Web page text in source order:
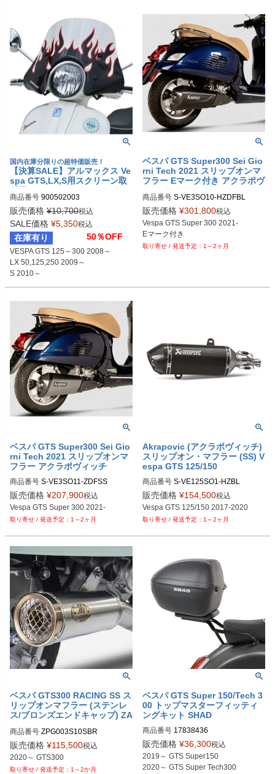
国内在庫分限りの超特価販売！
【決算SALE】アルマックス Ve
spa GTS,LX,S用スクリーン取
商品番号 900502003
販売価格 ¥10,700税込
SALE価格 ¥5,350税込
在庫有り 50％OFF
VESPA GTS 125～300 2008～
LX 50,125,250 2009～
S 2010～
ベスパ GTS Super300 Sei Gio
rni Tech 2021 スリップオンマ
フラー Eマーク付き アクラポヴ
商品番号 S-VE3SO10-HZDFBL
販売価格 ¥301,800税込
Vespa GTS Super 300 2021-
Eマーク付き
1～2ヶ月
ベスパ GTS Super300 Sei Gio
rni Tech 2021 スリップオンマ
フラー アクラポヴィッチ
商品番号 S-VE3SO11-ZDFSS
販売価格 ¥207,900税込
Vespa GTS Super 300 2021-
1～2ヶ月
Akrapovic (アクラポヴィッチ)
スリップオン・マフラー (SS) V
espa GTS 125/150
商品番号
販売価格 ¥154,500税込
Vespa GTS 125/150 2017-2020
1～2ヶ月
ベスパ GTS300 RACING SS ス
リップオンマフラー (ステンレ
ス/ブロンズエンドキャップ) ZA
商品番号 ZPG003S10SBR
販売価格 ¥115,500税込
2020～ GTS300
1～2か月
ベスパ GTS Super 150/Tech 3
00 トップマスターフィッティ
ングキット SHAD
商品番号 17838436
M型番：V0GT39ST
販売価格 ¥36,300税込
2019～ GTS Super150
2020～ GTS Super Tech300